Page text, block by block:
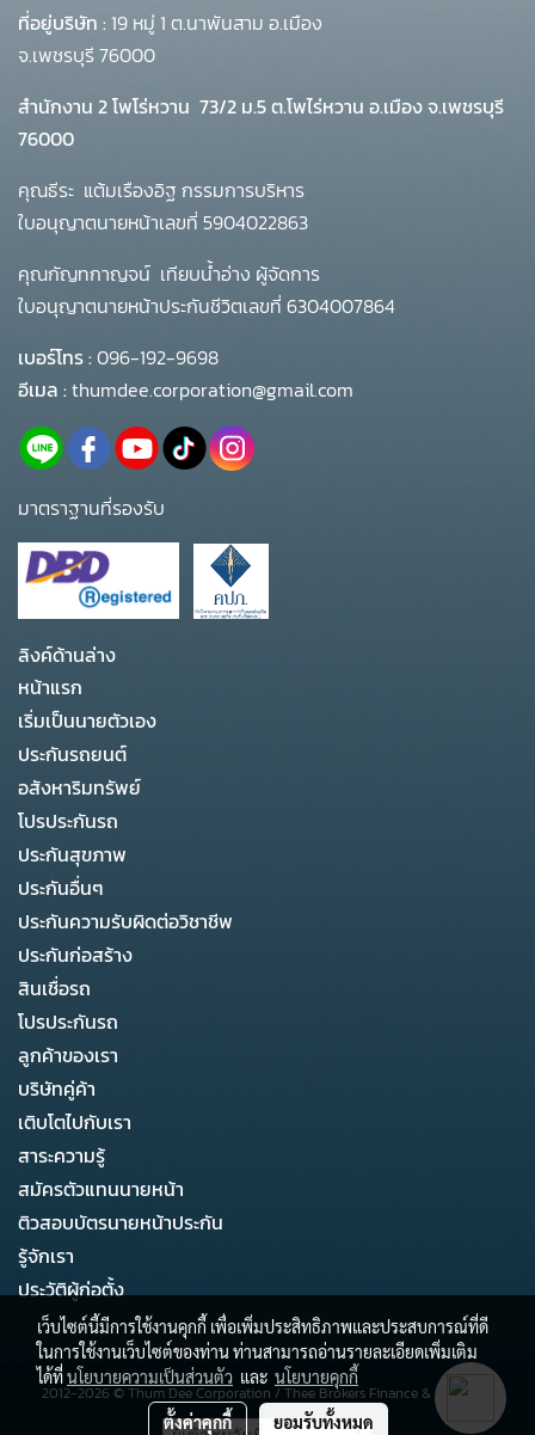
ที่อยู่บริษัท : 19 หมู่ 1 ต.นาพันสาม อ.เมือง
จ.เพชรบุรี 76000
สำนักงาน 2 โพโร่หวาน 73/2 ม.5 ต.โพไร่หวาน อ.เมือง จ.เพชรบุรี
76000
คุณธีระ แต้มเรืองอิฐ กรรมการบริหาร
ใบอนุญาตนายหน้าเลขที่ 5904022863
คุณกัญทกาญจน์ เทียบน้ำอ่าง ผู้จัดการ
ใบอนุญาตนายหน้าประกันชีวิตเลขที่ 6304007864
เบอร์โทร :096-192-9698
อีเมล :thumdee.corporation@gmail.com
มาตราฐานที่รองรับ
ลิงค์ด้านล่าง
หน้าแรก
เริ่มเป็นนายตัวเอง
ประกันรถยนต์
อสังหาริมทรัพย์
โปรประกันรถ
ประกันสุขภาพ
ประกันอื่นๆ
ประกันความรับผิดต่อวิชาชีพ
ประกันก่อสร้าง
สินเชื่อรถ
โปรประกันรถ
ลูกค้าของเรา
บริษัทคู่ค้า
เติบโตไปกับเรา
สาระความรู้
สมัครตัวแทนนายหน้า
ติวสอบบัตรนายหน้าประกัน
รู้จักเรา
ประวัติผู้ก่อตั้ง
2012-2026 ©Thum Dee Corporation /Thee Brokers Finance & Business
เว็บไซต์นี้มีการใช้งานคุกกี้ เพื่อเพิ่มประสิทธิภาพและประสบการณ์ที่ดี
ในการใช้งานเว็บไซต์ของท่าน ท่านสามารถอ่านรายละเอียดเพิ่มเติม
ได้ที่นโยบายความเป็นส่วนตัว และ นโยบายคุกกี้
ตั้งค่าคุกกี้ ยอมรับทั้งหมด